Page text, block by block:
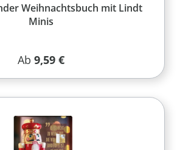
Weihnachtsbuch mit Lindt
Minis
Regulärer Preis:
Ab 9,59 €